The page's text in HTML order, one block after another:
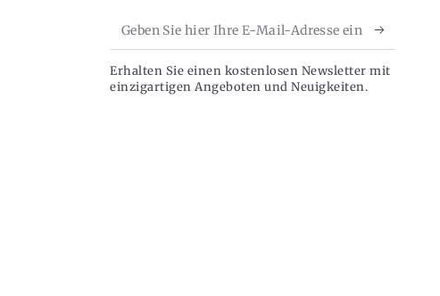
Geben
Sie
hier
Erhalten Sie einen kostenlosen Newsletter mit
einzigartigen Angeboten und Neuigkeiten.